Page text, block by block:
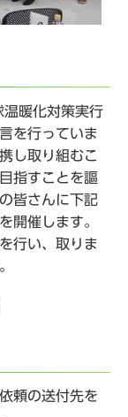
暖化対策実行
を行っていま
し取り組むこ
指すことを謳
皆さんに下記
開催します。
行い、取りま
頼の送付先を